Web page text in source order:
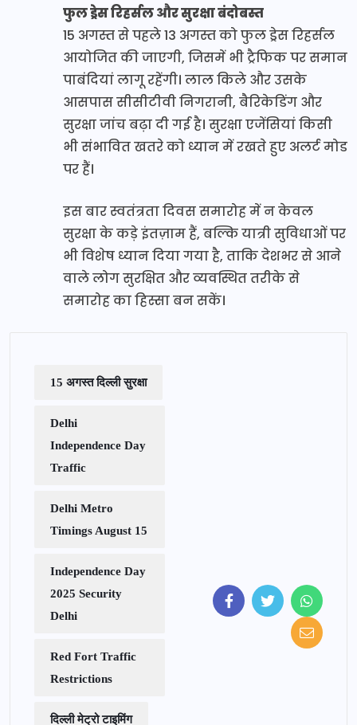
फुल ड्रेस रिहर्सल और सुरक्षा बंदोबस्त
15 अगस्त से पहले 13 अगस्त को फुल ड्रेस रिहर्सल
आयोजित की जाएगी, जिसमें भी ट्रैफिक पर समान
पाबंदियां लागू रहेंगी। लाल किले और उसके
आसपास सीसीटीवी निगरानी, बैरिकेडिंग और
सुरक्षा जांच बढ़ा दी गई है। सुरक्षा एजेंसियां किसी
भी संभावित खतरे को ध्यान में रखते हुए अलर्ट मोड
पर हैं।
इस बार स्वतंत्रता दिवस समारोह में न केवल
सुरक्षा के कड़े इंतज़ाम हैं, बल्कि यात्री सुविधाओं पर
भी विशेष ध्यान दिया गया है, ताकि देशभर से आने
वाले लोग सुरक्षित और व्यवस्थित तरीके से
समारोह का हिस्सा बन सकें।
15 अगस्त दिल्ली सुरक्षा
Delhi
Independence Day
Traffic
Delhi Metro
Timings August 15
Independence Day
2025 Security
Delhi
Red Fort Traffic
Restrictions
दिल्ली मेट्रो टाइमिंग